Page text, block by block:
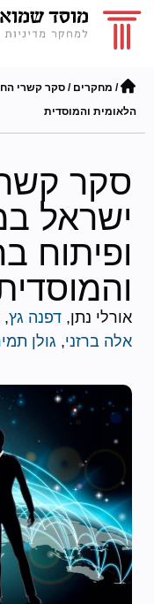
/ מחקרים / סקר קשרי
הלאומית והמוסדית
סקר
ישראל
ופיתוח
אורלי נתן, דפנה גץ,
אלה ברזני, גולן